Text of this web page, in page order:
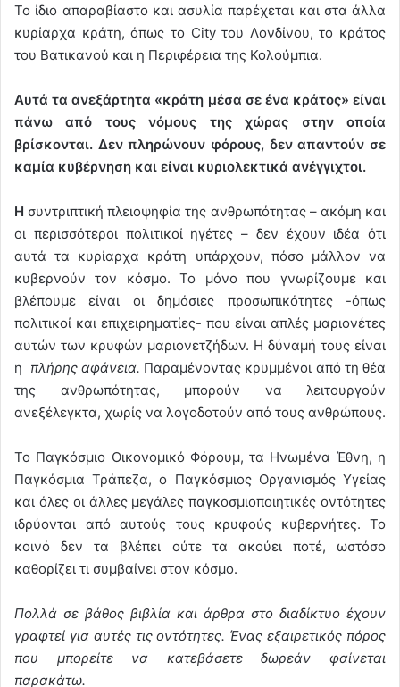
Το ίδιο απαραβίαστο και ασυλία παρέχεται και στα άλλα
κυρίαρχα κράτη, όπως το City του Λονδίνου, το κράτος
του Βατικανού και η Περιφέρεια της Κολούμπια.
Αυτά τα ανεξάρτητα «κράτη μέσα σε ένα κράτος» είναι
πάνω από τους νόμους της χώρας στην οποία
βρίσκονται. Δεν πληρώνουν φόρους, δεν απαντούν σε
καμία κυβέρνηση και είναι κυριολεκτικά ανέγγιχτοι.
Η συντριπτική πλειοψηφία της ανθρωπότητας – ακόμη και
οι περισσότεροι πολιτικοί ηγέτες – δεν έχουν ιδέα ότι
αυτά τα κυρίαρχα κράτη υπάρχουν, πόσο μάλλον να
κυβερνούν τον κόσμο. Το μόνο που γνωρίζουμε και
βλέπουμε είναι οι δημόσιες προσωπικότητες -όπως
πολιτικοί και επιχειρηματίες- που είναι απλές μαριονέτες
αυτών των κρυφών μαριονετζήδων. Η δύναμή τους είναι
η πλήρης αφάνεια. Παραμένοντας κρυμμένοι από τη θέα
της ανθρωπότητας, μπορούν να λειτουργούν
ανεξέλεγκτα, χωρίς να λογοδοτούν από τους ανθρώπους.
Το Παγκόσμιο Οικονομικό Φόρουμ, τα Ηνωμένα Έθνη, η
Παγκόσμια Τράπεζα, ο Παγκόσμιος Οργανισμός Υγείας
και όλες οι άλλες μεγάλες παγκοσμιοποιητικές οντότητες
ιδρύονται από αυτούς τους κρυφούς κυβερνήτες. Το
κοινό δεν τα βλέπει ούτε τα ακούει ποτέ, ωστόσο
καθορίζει τι συμβαίνει στον κόσμο.
Πολλά σε βάθος βιβλία και άρθρα στο διαδίκτυο έχουν
γραφτεί για αυτές τις οντότητες. Ένας εξαιρετικός πόρος
που μπορείτε να κατεβάσετε δωρεάν φαίνεται
παρακάτω.